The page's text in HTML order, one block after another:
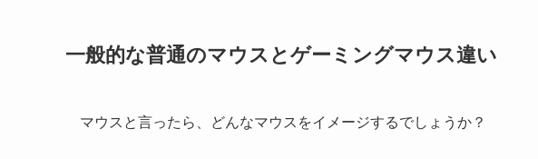
一般的な普通のマウスとゲーミングマウス違い
マウスと言ったら、どんなマウスをイメージするでしょうか？